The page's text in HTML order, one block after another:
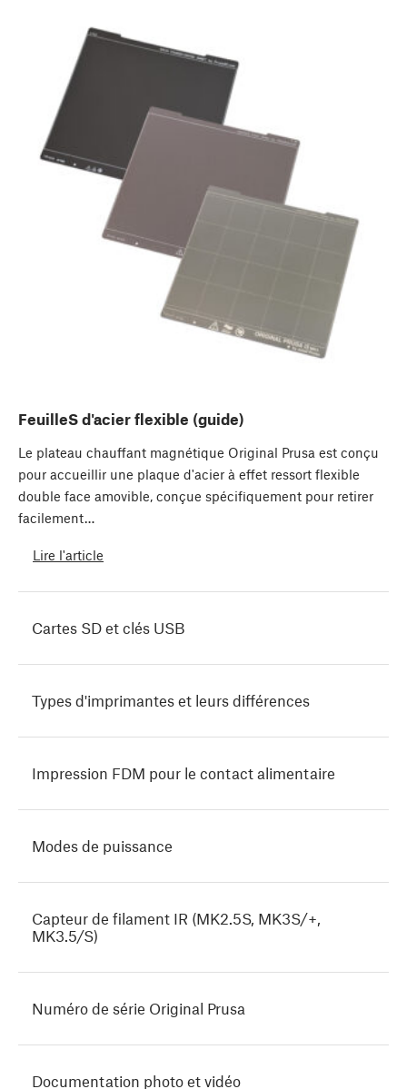
FeuilleS d'acier flexible (guide)
Le plateau chauffant magnétique Original Prusa est conçu
pour accueillir une plaque d'acier à effet ressort flexible
double face amovible, conçue spécifiquement pour retirer
facilement…
Lire l'article
Cartes SD et clés USB
Types d'imprimantes et leurs différences
Impression FDM pour le contact alimentaire
Modes de puissance
Capteur de filament IR (MK2.5S, MK3S/+,
MK3.5/S)
Numéro de série Original Prusa
Documentation photo et vidéo